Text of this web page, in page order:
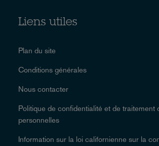
Liens utiles
Plan du site
Conditions générales
Nous contacter
Politique de confidentialité et de traitement
personnelles
Information sur la loi californienne sur la